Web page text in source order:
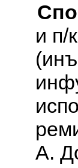
и п/
А.